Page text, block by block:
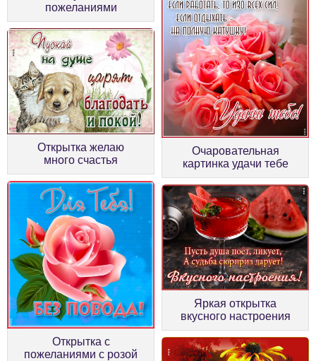
пожеланиями
Открытка желаю
много счастья
Очаровательная
картинка удачи тебе
Открытка с
пожеланиями с розой
Яркая открытка
вкусного настроения